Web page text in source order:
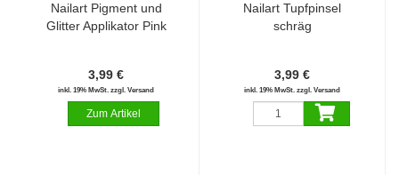
Nailart Pigment und
Glitter Applikator Pink
3,99 €
inkl. 19% MwSt. zzgl. Versand
Nailart Tupfpinsel
schräg
3,99 €
inkl. 19% MwSt. zzgl. Versand